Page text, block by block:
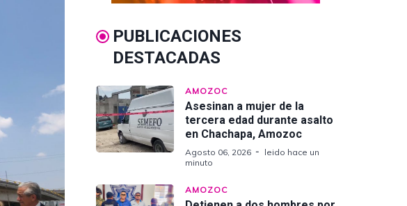
PUBLICACIONES
DESTACADAS
AMOZOC
Asesinan a mujer de la
tercera edad durante asalto
en Chachapa, Amozoc
Agosto 06, 2026
leido hace un
minuto
AMOZOC